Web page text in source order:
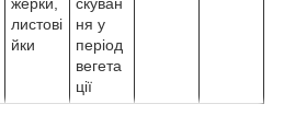
листові
йки
ня у
період
вегета
ції